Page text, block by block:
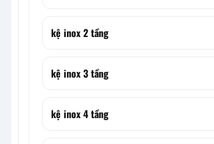
kệ inox 2 tầng
kệ inox 3 tầng
kệ inox 4 tầng